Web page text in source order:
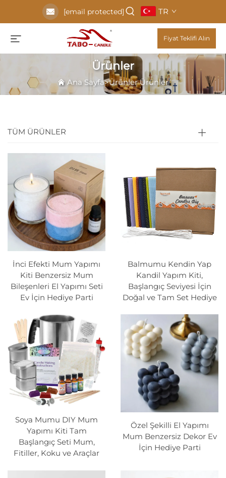
[email protected] TR
Fiyat Teklifi Alın
Ürünler
Ana Sayfa>Ürünler Ürünler
TÜM ÜRÜNLER
İnci Efekti Mum Yapımı
Kiti Benzersiz Mum
Bileşenleri El Yapımı Seti
Ev İçin Hediye Parti
Balmumu Kendin Yap
Kandil Yapım Kiti,
Başlangıç Seviyesi İçin
Doğal ve Tam Set Hediye
Soya Mumu DIY Mum
Yapımı Kiti Tam
Başlangıç Seti Mum,
Fitiller, Koku ve Araçlar
Özel Şekilli El Yapımı
Mum Benzersiz Dekor Ev
İçin Hediye Parti